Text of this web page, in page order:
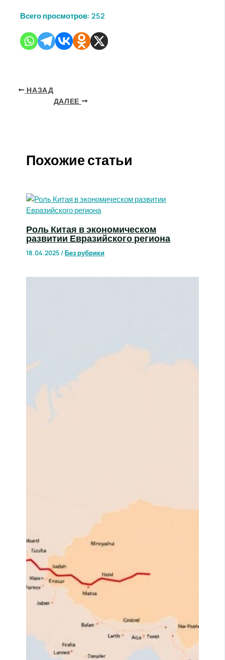
Всего просмотров: 252
НАЗАД
ДАЛЕЕ
Похожие статьи
Роль Китая в экономическом
развитии Евразийского региона
18.04.2025/Без рубрики